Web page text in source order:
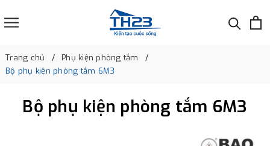
Trang chủ
Phụ kiện phòng tắm
Bộ phụ kiện phòng tắm 6M3
Bộ phụ kiện phòng tắm 6M3